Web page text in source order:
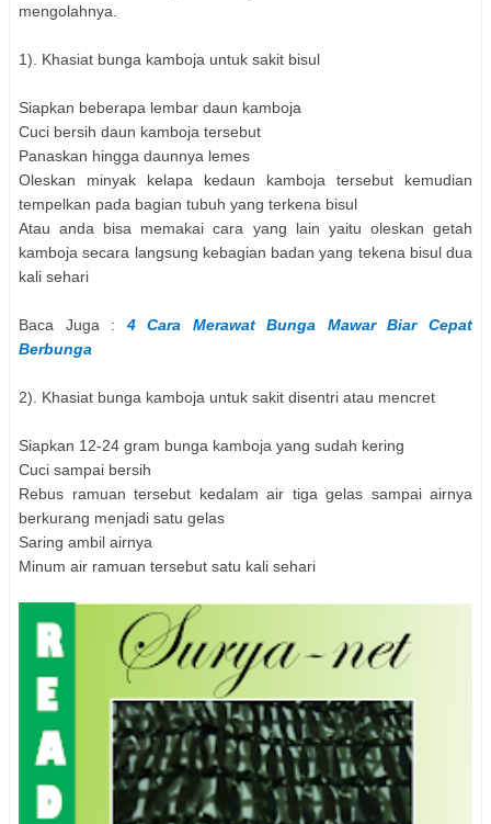
mengolahnya.
1). Khasiat bunga kamboja untuk sakit bisul
Siapkan beberapa lembar daun kamboja
Cuci bersih daun kamboja tersebut
Panaskan hingga daunnya lemes
Oleskan minyak kelapa kedaun kamboja tersebut kemudian
tempelkan pada bagian tubuh yang terkena bisul
Atau anda bisa memakai cara yang lain yaitu oleskan getah
kamboja secara langsung kebagian badan yang tekena bisul dua
kali sehari
Baca Juga : 4 Cara Merawat Bunga Mawar Biar Cepat
Berbunga
2). Khasiat bunga kamboja untuk sakit disentri atau mencret
Siapkan 12-24 gram bunga kamboja yang sudah kering
Cuci sampai bersih
Rebus ramuan tersebut kedalam air tiga gelas sampai airnya
berkurang menjadi satu gelas
Saring ambil airnya
Minum air ramuan tersebut satu kali sehari